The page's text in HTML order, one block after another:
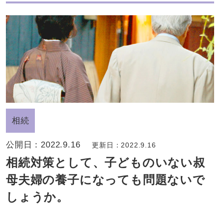
相続
公開日：2022.9.16 更新日：2022.9.16
相続対策として、子どものいない叔
母夫婦の養子になっても問題ないで
しょうか。